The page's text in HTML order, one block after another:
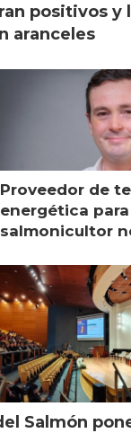
positivos y
aranceles
Proveedor de
energética
salmonicultor
Salmón